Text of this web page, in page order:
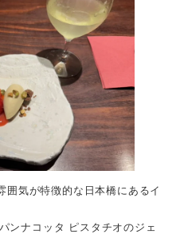
囲気が特徴的な日本橋にあるイ
ンナコッタ ピスタチオのジェ